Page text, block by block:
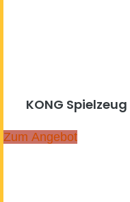
KONG
Zum Angebot